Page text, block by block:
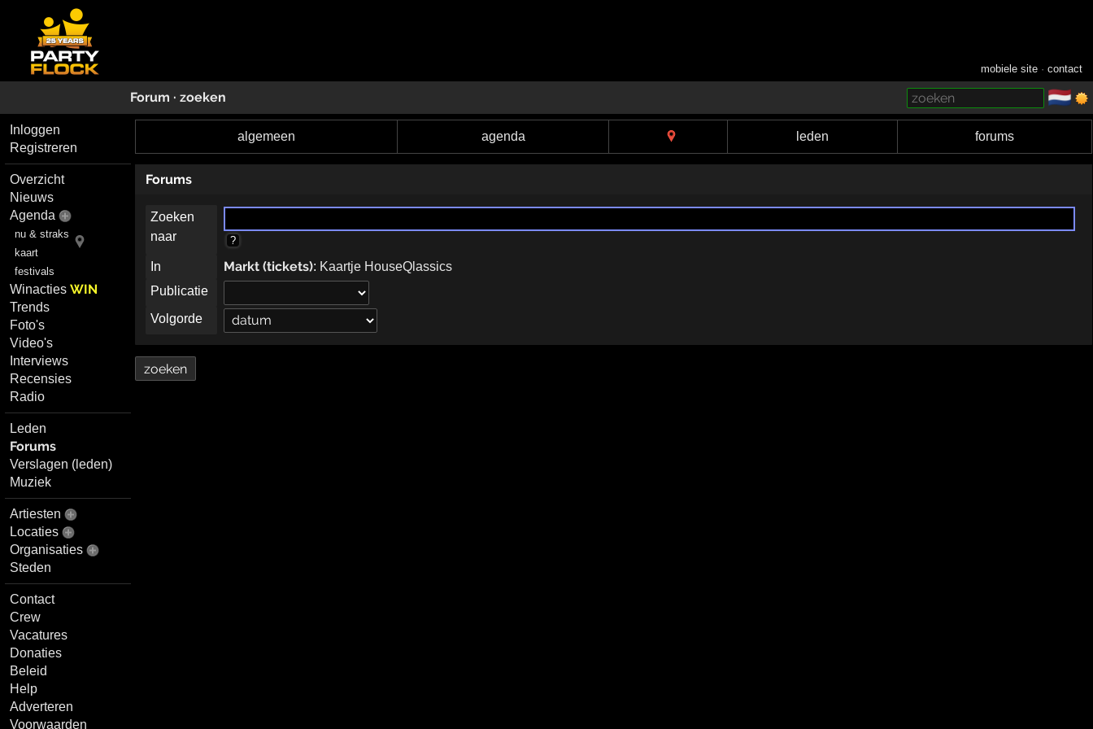
mobiele site ·contact
Forum · zoeken 🇳🇱
Inloggen
Registreren
Overzicht
Nieuws
Agenda
nu & straks
kaart
festivals
WinactiesWIN
Trends
Foto's
Video's
Interviews
Recensies
Radio
Leden
Forums
Verslagen (leden)
Muziek
Artiesten
Locaties
Organisaties
Steden
Contact
Crew
Vacatures
Donaties
Beleid
Help
Adverteren
Voorwaarden
algemeen agenda leden forums
Forums
Zoeken
naar
?
In Markt (tickets): Kaartje HouseQlassics
Publicatie
Volgorde